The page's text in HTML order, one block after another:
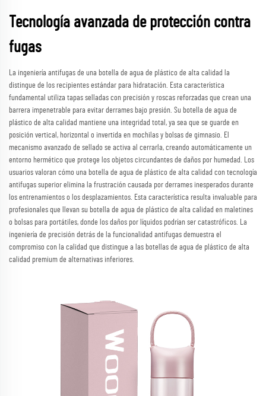
Tecnología avanzada de protección contra
fugas
La ingeniería antifugas de una botella de agua de plástico de alta calidad la
distingue de los recipientes estándar para hidratación. Esta característica
fundamental utiliza tapas selladas con precisión y roscas reforzadas que crean una
barrera impenetrable para evitar derrames bajo presión. Su botella de agua de
plástico de alta calidad mantiene una integridad total, ya sea que se guarde en
posición vertical, horizontal o invertida en mochilas y bolsas de gimnasio. El
mecanismo avanzado de sellado se activa al cerrarla, creando automáticamente un
entorno hermético que protege los objetos circundantes de daños por humedad. Los
usuarios valoran cómo una botella de agua de plástico de alta calidad con tecnología
antifugas superior elimina la frustración causada por derrames inesperados durante
los entrenamientos o los desplazamientos. Esta característica resulta invaluable para
profesionales que llevan su botella de agua de plástico de alta calidad en maletines
o bolsas para portátiles, donde los daños por líquidos podrían ser catastróficos. La
ingeniería de precisión detrás de la funcionalidad antifugas demuestra el
compromiso con la calidad que distingue a las botellas de agua de plástico de alta
calidad premium de alternativas inferiores.